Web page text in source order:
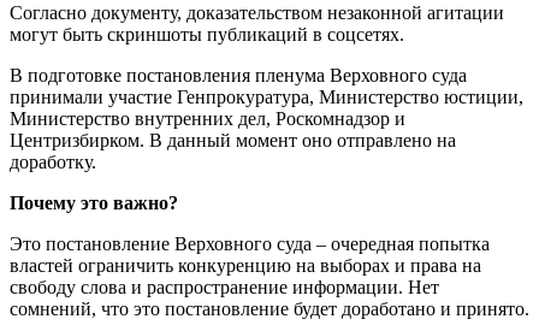
Согласно документу, доказательством незаконной агитации
могут быть скриншоты публикаций в соцсетях.
В подготовке постановления пленума Верховного суда
принимали участие Генпрокуратура, Министерство юстиции,
Министерство внутренних дел, Роскомнадзор и
Центризбирком. В данный момент оно отправлено на
доработку.
Почему это важно?
Это постановление Верховного суда – очередная попытка
властей ограничить конкуренцию на выборах и права на
свободу слова и распространение информации. Нет
сомнений, что это постановление будет доработано и принято.